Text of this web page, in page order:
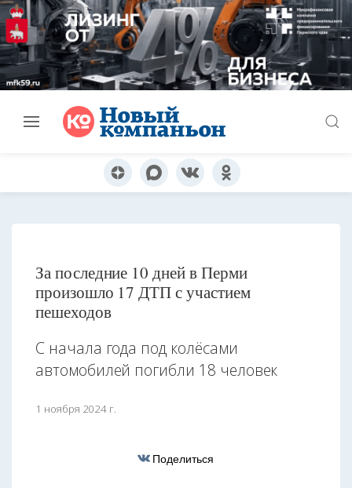
За последние 10 дней в Перми
произошло 17 ДТП с участием
пешеходов
С начала года под колёсами
автомобилей погибли 18 человек
1 ноября 2024 г.
Поделиться